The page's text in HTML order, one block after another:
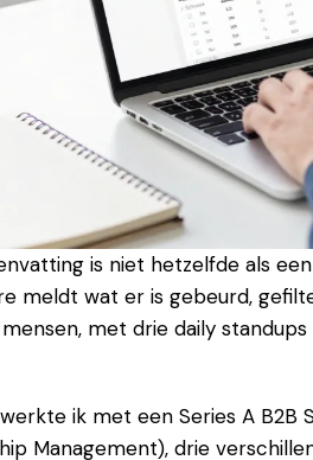
is niet hetzelfde als
meldt wat er is gebeurd,
met drie daily
ik met een Series A B2B
Management), drie